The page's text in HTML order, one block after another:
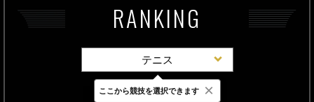
RANKING
テニス
最新 24時間 週間
ここから競技を選択できます ×